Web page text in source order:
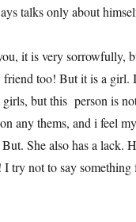
talks only about
it is very sorrowfully,
friend too! But it is a girl.
but this person is
any thems, and i feel
She also has a lack.
try not to say something